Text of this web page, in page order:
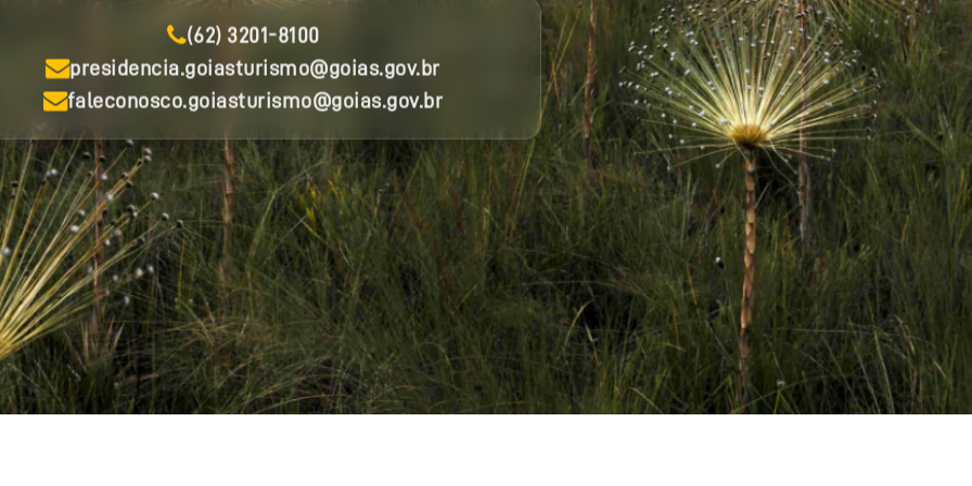
(62) 3201-8100
presidencia.goiasturismo@goias.gov.br
faleconosco.goiasturismo@goias.gov.br